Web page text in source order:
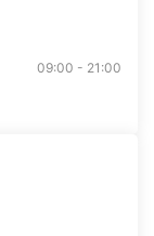
09:00 - 21:00